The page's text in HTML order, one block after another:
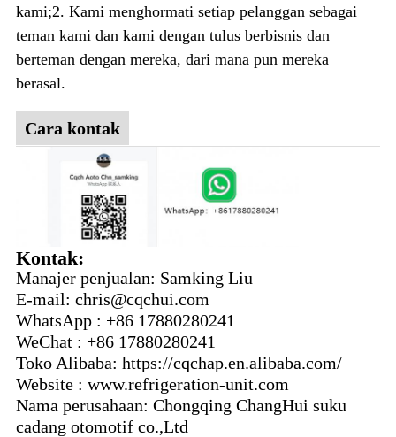
kami;2. Kami menghormati setiap pelanggan sebagai
teman kami dan kami dengan tulus berbisnis dan
berteman dengan mereka, dari mana pun mereka
berasal.
Cara kontak
Kontak:
Manajer penjualan: Samking Liu
E-mail: chris@cqchui.com
WhatsApp : +86 17880280241
WeChat : +86 17880280241
Toko Alibaba: https://cqchap.en.alibaba.com/
Website : www.refrigeration-unit.com
Nama perusahaan: Chongqing ChangHui suku
cadang otomotif co.,Ltd